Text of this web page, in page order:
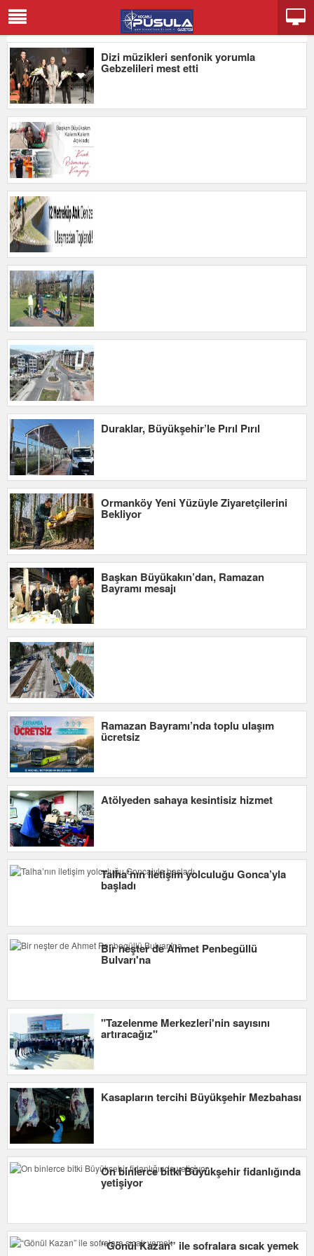
Dizi müzikleri senfonik yorumla
Gebzelileri mest etti
Duraklar, Büyükşehir’le Pırıl Pırıl
Ormanköy Yeni Yüzüyle Ziyaretçilerini
Bekliyor
Başkan Büyükakın’dan, Ramazan
Bayramı mesajı
Ramazan Bayramı’nda toplu ulaşım
ücretsiz
Atölyeden sahaya kesintisiz hizmet
Talha’nın iletişim yolculuğu Gonca’yla
başladı
Bir neşter de Ahmet Penbegüllü
Bulvarı'na
"Tazelenme Merkezleri'nin sayısını
artıracağız"
Kasapların tercihi Büyükşehir Mezbahası
On binlerce bitki Büyükşehir fidanlığında
yetişiyor
“Gönül Kazan” ile sofralara sıcak yemek